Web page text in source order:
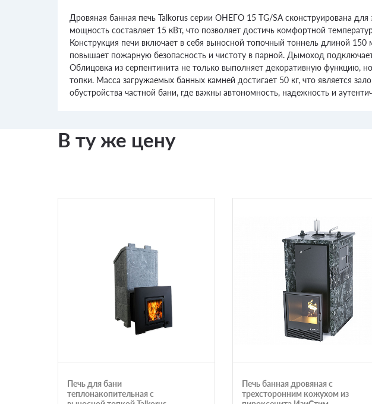
Дровяная банная печь Talkorus серии ОНЕГО 15 TG/SA сконструирована
мощность составляет 15 кВт, что позволяет достичь комфортной
Конструкция печи включает в себя выносной топочный тоннель длиной
повышает пожарную безопасность и чистоту в парной. Дымоход
Облицовка из серпентинита не только выполняет декоративную функцию,
топки. Масса загружаемых банных камней достигает 50 кг, что является
обустройства частной бани, где важны автономность, надежность и
В ту же цену
Печь для бани
теплонакопительная с
Печь банная дровяная с
трехсторонним кожухом из